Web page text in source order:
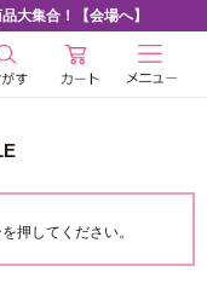
大集合！【会場へ】
押してください。